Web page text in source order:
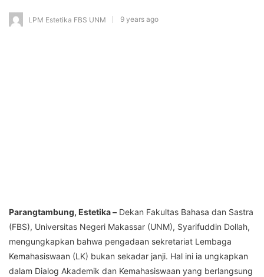
LPM Estetika FBS UNM 9 years ago
Parangtambung, Estetika – Dekan Fakultas Bahasa dan Sastra
(FBS), Universitas Negeri Makassar (UNM), Syarifuddin Dollah,
mengungkapkan bahwa pengadaan sekretariat Lembaga
Kemahasiswaan (LK) bukan sekadar janji. Hal ini ia ungkapkan
dalam Dialog Akademik dan Kemahasiswaan yang berlangsung